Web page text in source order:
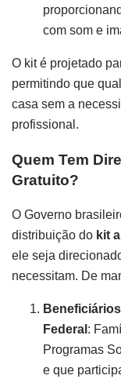
com som e
O kit é projetado
permitindo que
casa sem a
profissional.
Quem Tem
Gratuito?
O Governo
distribuição do kit
ele seja
necessitam. De
Federal :
Programas
e que